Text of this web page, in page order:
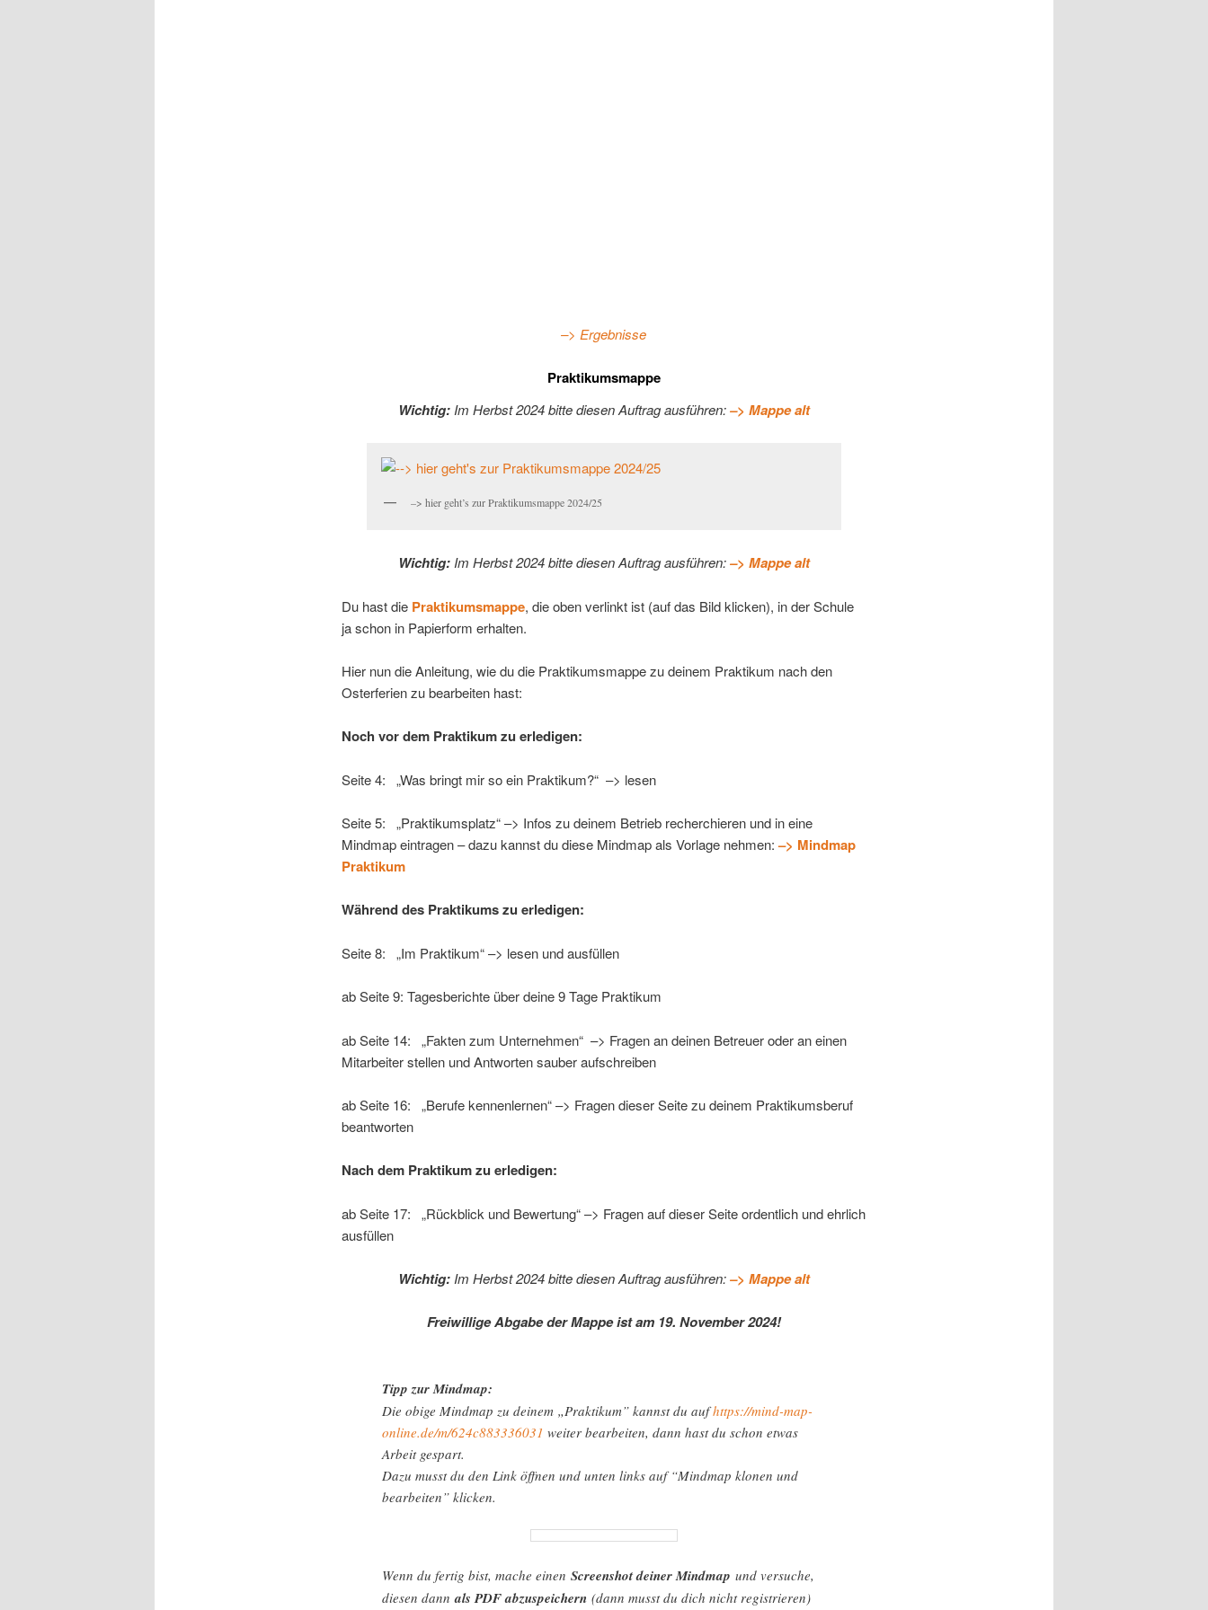
–> Ergebnisse
Praktikumsmappe
Wichtig:Im Herbst 2024 bitte diesen Auftrag ausführen:–> Mappe alt
–> hier geht’s zur Praktikumsmappe 2024/25
Wichtig:Im Herbst 2024 bitte diesen Auftrag ausführen:–> Mappe alt
Du hast die Praktikumsmappe, die oben verlinkt ist (auf das Bild klicken), in der Schule
ja schon in Papierform erhalten.
Hier nun die Anleitung, wie du die Praktikumsmappe zu deinem Praktikum nach den
Osterferien zu bearbeiten hast:
Noch vor dem Praktikum zu erledigen:
Seite 4: „Was bringt mir so ein Praktikum?“ –> lesen
Seite 5: „Praktikumsplatz“ –> Infos zu deinem Betrieb recherchieren und in eine
Mindmap eintragen – dazu kannst du diese Mindmap als Vorlage nehmen:–> Mindmap
Praktikum
Während des Praktikums zu erledigen:
Seite 8: „Im Praktikum“ –> lesen und ausfüllen
ab Seite 9: Tagesberichte über deine 9 Tage Praktikum
ab Seite 14: „Fakten zum Unternehmen“ –> Fragen an deinen Betreuer oder an einen
Mitarbeiter stellen und Antworten sauber aufschreiben
ab Seite 16: „Berufe kennenlernen“ –> Fragen dieser Seite zu deinem Praktikumsberuf
beantworten
Nach dem Praktikum zu erledigen:
ab Seite 17: „Rückblick und Bewertung“ –> Fragen auf dieser Seite ordentlich und ehrlich
ausfüllen
Wichtig:Im Herbst 2024 bitte diesen Auftrag ausführen:–> Mappe alt
Freiwillige Abgabe der Mappe ist am 19. November 2024!
Tipp zur Mindmap:
Die obige Mindmap zu deinem „Praktikum” kannst du aufhttps://mind-map-
online.de/m/624c883336031 weiter bearbeiten, dann hast du schon etwas
Arbeit gespart.
Dazu musst du den Link öffnen und unten links auf “Mindmap klonen und
bearbeiten” klicken.
Wenn du fertig bist, mache einen Screenshot deiner Mindmap und versuche,
diesen dannals PDF abzuspeichern(dann musst du dich nicht registrieren)